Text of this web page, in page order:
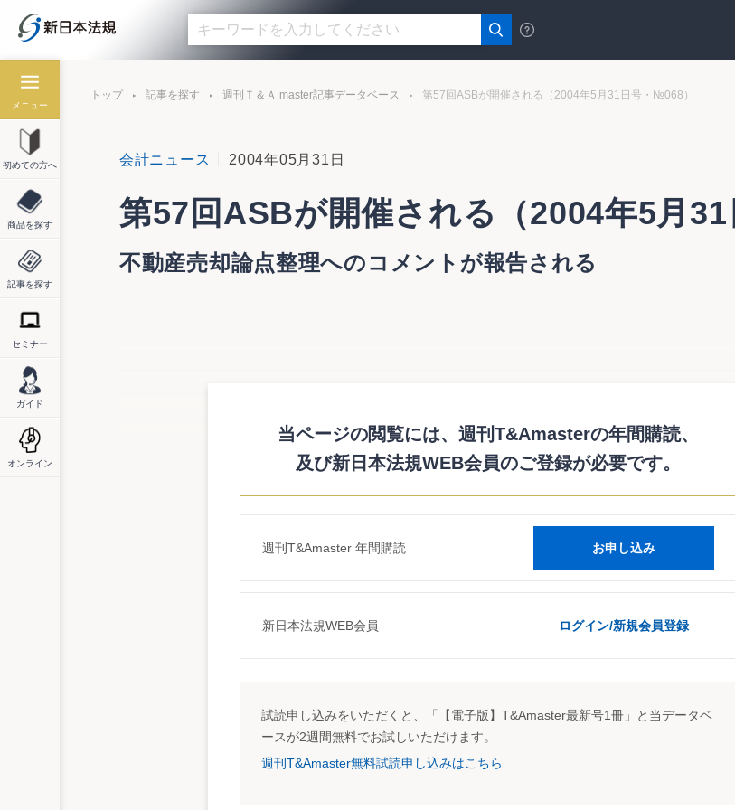
メニュー
初めての方へ
商品を探す
記事を探す
セミナー
ガイド
オンライン
トップ 記事を探す 週刊Ｔ＆Ａ master記事データベース 第57回ASBが開催される（2004年5月31日号・№068）
会計ニュース 2004年05月31日
第57回ASBが開催される（2004年5月
不動産売却論点整理へのコメントが報告される
集を締め切った「不動産の売却に係る会計処理に関する論点の整理」（以下、論点整理）に対
整理する必要があった。そこで今回の論点整理が取りまとめられ、売手が事業投資のリスクか
不動産の売却の会計処理を行うといった考え方の妥当性等につき問題提起が行われていた（本
明確化すべきであるとの意見や「リスク・経済価値アプローチ」・「構成要素アプローチ」を
的に議論を行うことが適当とされている。その議論の必要性についても賛否両論の意見が寄せ
その他、税制との整合性へ配慮すべきとする意見もみられた。その理由はコメントを引用す
当ページの閲覧には、週刊T&Amasterの年間購読、
及び新日本法規WEB会員のご登録が必要です。
週刊T&Amaster 年間購読 お申し込み
新日本法規WEB会員 ログイン/新規会員登録
試読申し込みをいただくと、「【電子版】T&Amaster最新号1冊」と当データベ
ースが2週間無料でお試しいただけます。
週刊T&Amaster無料試読申し込みはこちら